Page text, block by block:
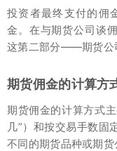
投资者最终支付的佣
金。在与期货公司谈
这第二部分——期货公
期货佣金的计算方
期货佣金的计算方式
几”）和按交易手数固
不同的期货品种或期货